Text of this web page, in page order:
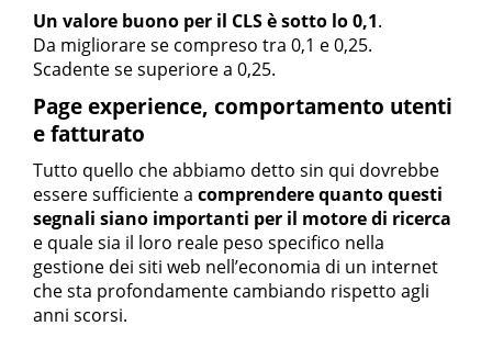
Un valore buono per il CLS è sotto lo 0,1.
Da migliorare se compreso tra 0,1 e 0,25.
Scadente se superiore a 0,25.
Page experience, comportamento utenti
e fatturato
Tutto quello che abbiamo detto sin qui dovrebbe
essere sufficiente a comprendere quanto questi
segnali siano importanti per il motore di ricerca
e quale sia il loro reale peso specifico nella
gestione dei siti web nell’economia di un internet
che sta profondamente cambiando rispetto agli
anni scorsi.